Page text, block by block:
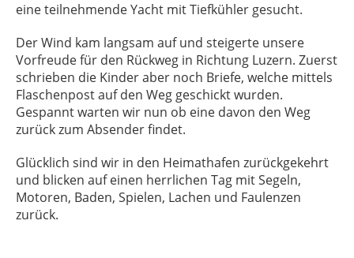
eine teilnehmende Yacht mit Tiefkühler gesucht.
Der Wind kam langsam auf und steigerte unsere
Vorfreude für den Rückweg in Richtung Luzern. Zuerst
schrieben die Kinder aber noch Briefe, welche mittels
Flaschenpost auf den Weg geschickt wurden.
Gespannt warten wir nun ob eine davon den Weg
zurück zum Absender findet.
Glücklich sind wir in den Heimathafen zurückgekehrt
und blicken auf einen herrlichen Tag mit Segeln,
Motoren, Baden, Spielen, Lachen und Faulenzen
zurück.